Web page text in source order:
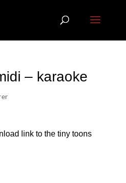
– karaoke
link to the tiny toons